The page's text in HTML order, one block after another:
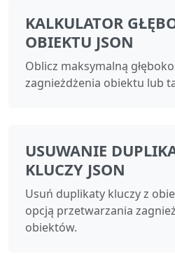
KALKULATOR
OBIEKTU JSON
Oblicz maksymalną
zagnieżdżenia obiektu lub
USUWANIE
KLUCZY JSON
Usuń duplikaty kluczy z
opcją przetwarzania
obiektów.